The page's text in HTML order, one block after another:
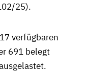
25).
verfügbaren
691 belegt